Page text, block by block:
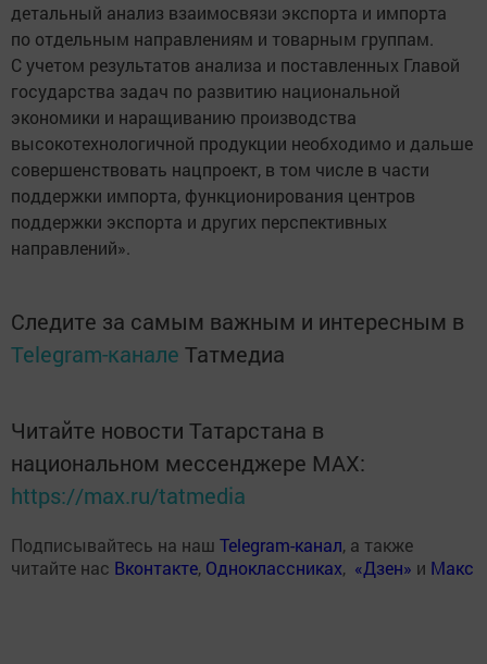
детальный анализ взаимосвязи экспорта и импорта
по отдельным направлениям и товарным группам.
С учетом результатов анализа и поставленных Главой
государства задач по развитию национальной
экономики и наращиванию производства
высокотехнологичной продукции необходимо и дальше
совершенствовать нацпроект, в том числе в части
поддержки импорта, функционирования центров
поддержки экспорта и других перспективных
направлений».
Следите за самым важным и интересным в
Telegram-канале Татмедиа
Читайте новости Татарстана в
национальном мессенджере MАХ:
https://max.ru/tatmedia
Подписывайтесь на наш Telegram-канал, а также
читайте нас Вконтакте, Одноклассниках, «Дзен» и Макс